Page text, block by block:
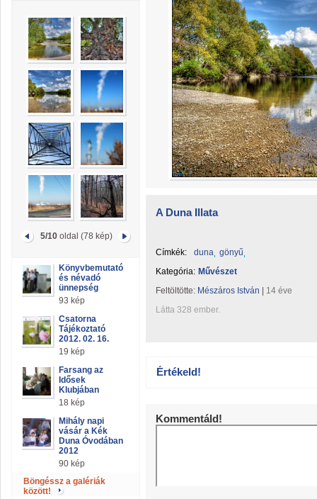
5/10 oldal (78 kép)
Könyvbemutató
és névadó
ünnepség
93 kép
Csatorna
Tájékoztató
2012. 02. 16.
19 kép
Farsang az
Idősek
Klubjában
18 kép
Mihály napi
vásár a Kék
Duna Óvodában
2012
90 kép
Böngéssz a galériák
között!
A Duna Illata
Címkék: duna gönyű
Kategória: Művészet
Feltöltötte: Mészáros István
14 éve
Látta 328 ember.
Értékeld!
Kommentáld!